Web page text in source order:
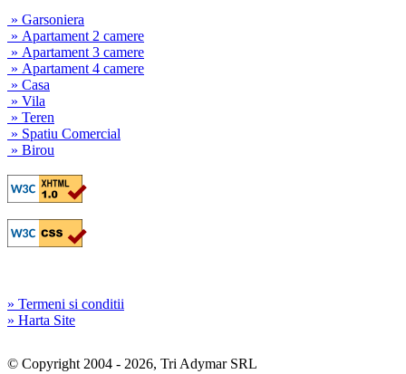
» Garsoniera
» Apartament 2 camere
» Apartament 3 camere
» Apartament 4 camere
» Casa
» Vila
» Teren
» Spatiu Comercial
» Birou
» Termeni si conditii
» Harta Site
© Copyright 2004 - 2026, Tri Adymar SRL